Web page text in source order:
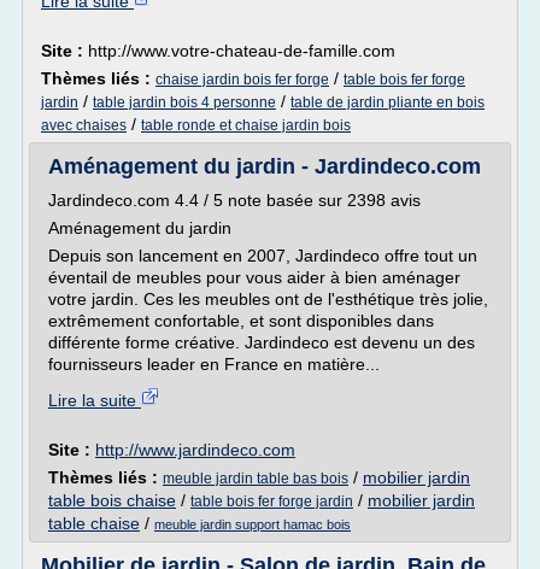
Site : http://www.votre-chateau-de-famille.com
Thèmes liés : chaise jardin bois fer forge / table bois fer forge
jardin / table jardin bois 4 personne / table de jardin pliante en bois
avec chaises / table ronde et chaise jardin bois
Aménagement du jardin - Jardindeco.com
Jardindeco.com 4.4 / 5 note basée sur 2398 avis
Aménagement du jardin
Depuis son lancement en 2007, Jardindeco offre tout un
éventail de meubles pour vous aider à bien aménager
votre jardin. Ces les meubles ont de l'esthétique très jolie,
extrêmement confortable, et sont disponibles dans
différente forme créative. Jardindeco est devenu un des
fournisseurs leader en France en matière...
Lire la suite
Site : http://www.jardindeco.com
Thèmes liés : meuble jardin table bas bois / mobilier jardin
table bois chaise / table bois fer forge jardin / mobilier jardin
table chaise / meuble jardin support hamac bois